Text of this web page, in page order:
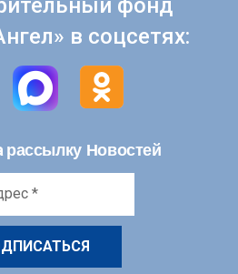
в соцсетях:
рассылку Новостей